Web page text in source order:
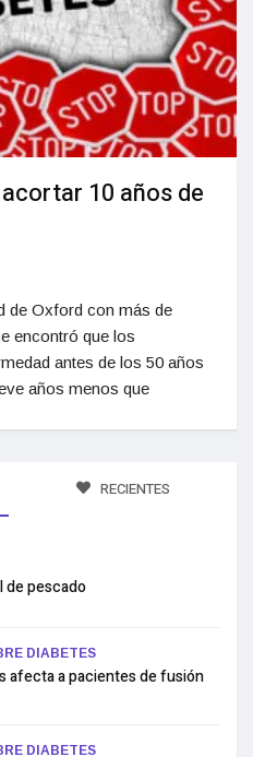
10 años de
de Oxford con más de
encontró que los
antes de los 50 años
años menos que
RECIENTES
de pescado
DIABETES
afecta a pacientes de fusión
DIABETES